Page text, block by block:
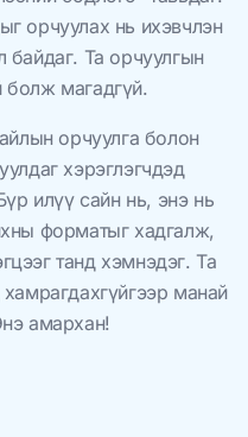
орчуулах нь ихэвчлэн
байдаг. Та орчуулгын
магадгүй.
орчуулга болон
хэрэглэгчдэд
илүү сайн нь, энэ нь
форматыг хадгалж,
танд хэмнэдэг. Та
манай
амархан!